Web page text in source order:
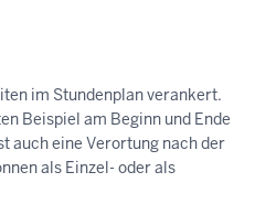
im Stundenplan verankert.
Beispiel am Beginn und Ende
auch eine Verortung nach der
als Einzel- oder als